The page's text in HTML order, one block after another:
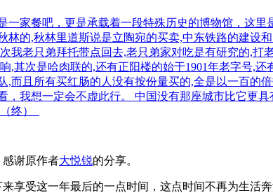
一家餐吧，更是承载着一段特殊历史的博物馆，这里
林的,秋林里道斯说是立陶宛的买卖,中东铁路的建设
我老只弟拜托带点回去,老只弟家对吃是有研究的,
,其次是哈肉联的,还有正阳楼的始于1901年老字号,
,而且所有买红肠的人没有按份量买的,全是以一百的
，我想一定会不虚此行。 中国没有那座城市比它更
终）
感谢原作者大悦锐的分享。
享受这一年最后的一点时间，这点时间不再为生